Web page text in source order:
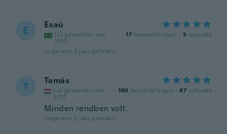
E Esaú
Lid geworden van
2015
· 17 beoordelingen · 3 uploads
ongeveer 5 jaar geleden
T Tamás
Lid geworden van
2017
· 140 beoordelingen · 87 uploads
Minden rendben volt.
ongeveer 5 jaar geleden